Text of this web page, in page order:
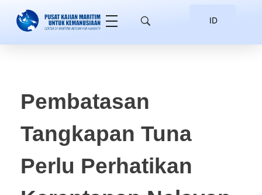
Pembatasan
Tangkapan Tuna
Perlu Perhatikan
ID